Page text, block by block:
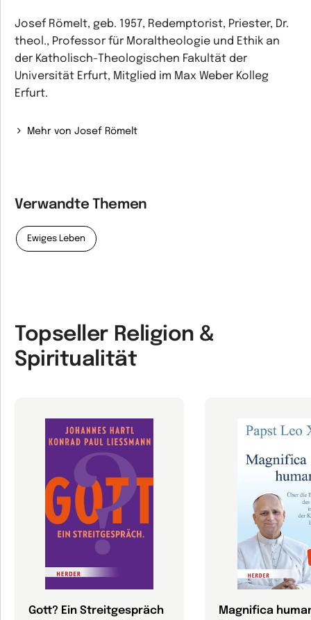
Josef Römelt, geb. 1957, Redemptorist, Priester, Dr.
theol., Professor für Moraltheologie und Ethik an
der Katholisch-Theologischen Fakultät der
Universität Erfurt, Mitglied im Max Weber Kolleg
Erfurt.
Mehr von Josef Römelt
Verwandte Themen
Ewiges Leben
Topseller Religion &
Spiritualität
Gott? Ein Streitgespräch Magnifica